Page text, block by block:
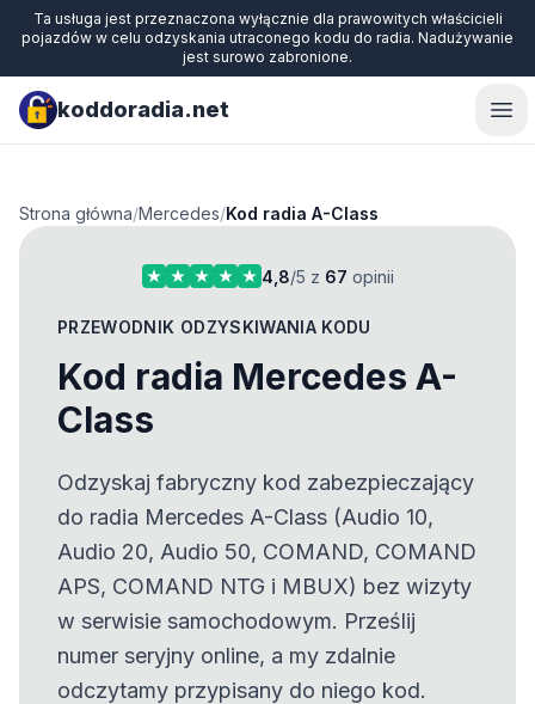
Ta usługa jest przeznaczona wyłącznie dla prawowitych właścicieli
pojazdów w celu odzyskania utraconego kodu do radia. Nadużywanie
jest surowo zabronione.
koddoradia.net
Strona główna/Mercedes/Kod radia A-Class
4,8/5 z 67 opinii
PRZEWODNIK ODZYSKIWANIA KODU
Kod radia Mercedes A-
Class
Odzyskaj fabryczny kod zabezpieczający
do radia Mercedes A-Class (Audio 10,
Audio 20, Audio 50, COMAND, COMAND
APS, COMAND NTG i MBUX) bez wizyty
w serwisie samochodowym. Prześlij
numer seryjny online, a my zdalnie
odczytamy przypisany do niego kod.